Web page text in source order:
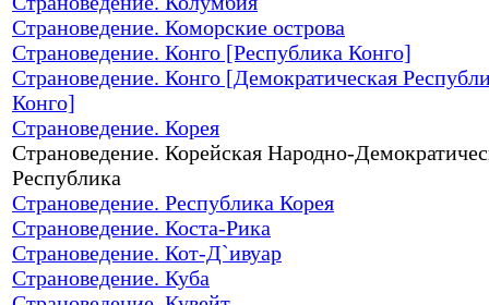
Страноведение. Коморские острова
Страноведение. Конго [Республика Конго]
Страноведение. Конго [Демократическая
Конго]
Страноведение. Корея
Страноведение. Корейская Народно-
Республика
Страноведение. Республика Корея
Страноведение. Коста-Рика
Страноведение. Кот-Д`ивуар
Страноведение. Куба